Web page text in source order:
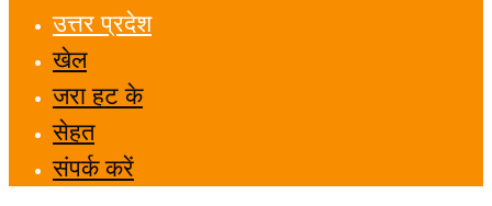
उत्तर प्रदेश
खेल
जरा हट के
सेहत
संपर्क करें